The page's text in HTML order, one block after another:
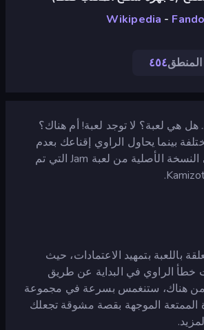
Wikipedia -
المنطق٤٥٤
هل هي لعبة؟ لا توجد لعبة! أم هناك؟
بينما يحاول الراوي إقناعك بعدم
وجود لعبة. هذه هي النسخة الأصلية من لعبة Jam التي تم
باللعبة بتمهيد الاعتمادات، حيث
خطأ الراوي في البداية عن طريق
من هناك، ستنغمس بسرعة في مجموعة
الممتعة الموجهة بقصة مشوقة تجعلك